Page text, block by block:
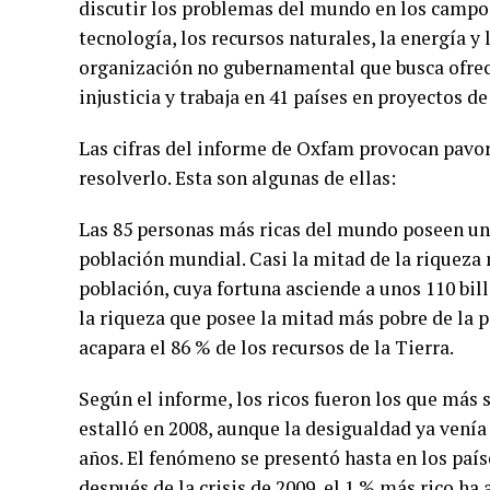
discutir los problemas del mundo en los
tecnología, los recursos naturales, la energía
organización no gubernamental que busca
injusticia y trabaja en 41 países en proyectos
Las cifras del informe de Oxfam provocan
resolverlo. Esta son algunas de ellas:
Las 85 personas más ricas del mundo poseen
población mundial. Casi la mitad de la riqueza
población, cuya fortuna asciende a unos 110
la riqueza que posee la mitad más pobre de la
acapara el 86 % de los recursos de la Tierra.
Según el informe, los ricos fueron los que
estalló en 2008, aunque la desigualdad ya
años. El fenómeno se presentó hasta en los